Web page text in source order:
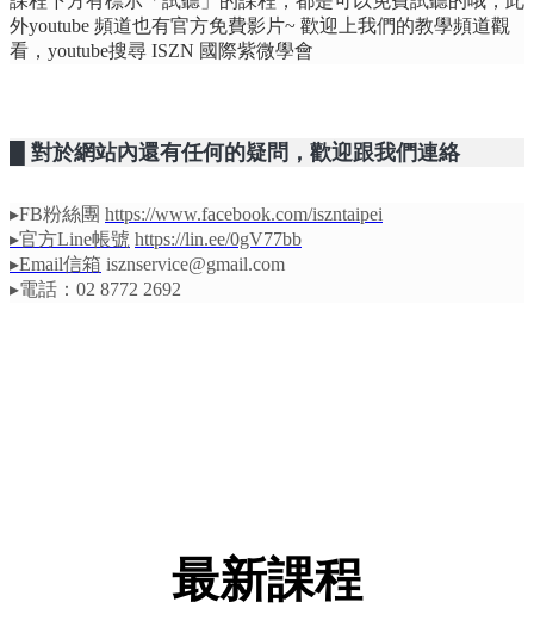
外youtube 頻道也有官方免費影片~ 歡迎上我們的教學頻道觀
看，youtube搜尋 ISZN 國際紫微學會
█ 對於網站內還有任何的疑問，歡迎跟我們連絡
▸FB粉絲團 https://www.facebook.com/iszntaipei
▸官方Line帳號 https://lin.ee/0gV77bb
▸Email信箱 isznservice@gmail.com
▸電話：02 8772 2692
最新課程